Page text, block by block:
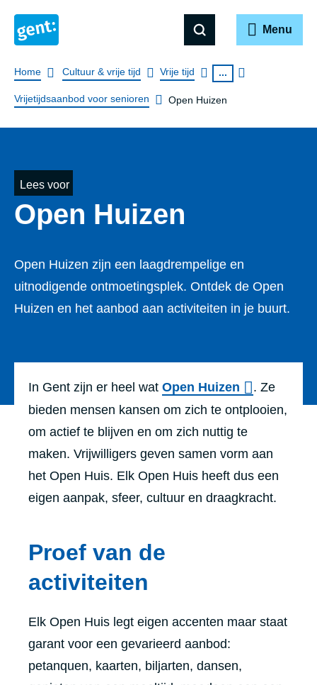
Menu
Breadcrumb
Home Cultuur & vrije tijd Vrije tijd ...
Vrijetijdsaanbod voor senioren Open Huizen
Lees voor
Open Huizen
Open Huizen zijn een laagdrempelige en
uitnodigende ontmoetingsplek. Ontdek de Open
Huizen en het aanbod aan activiteiten in je buurt.
In Gent zijn er heel wat Open Huizen
. Ze
bieden mensen kansen om zich te ontplooien,
om actief te blijven en om zich nuttig te
maken. Vrijwilligers geven samen vorm aan
het Open Huis. Elk Open Huis heeft dus een
eigen aanpak, sfeer, cultuur en draagkracht.
Proef van de
activiteiten
Elk Open Huis legt eigen accenten maar staat
garant voor een gevarieerd aanbod:
petanquen, kaarten, biljarten, dansen,